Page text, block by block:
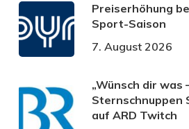
Preiserhöhung
Sport-Saison
7. August 2026
„Wünsch dir was
Sternschnuppen
auf ARD Twitch